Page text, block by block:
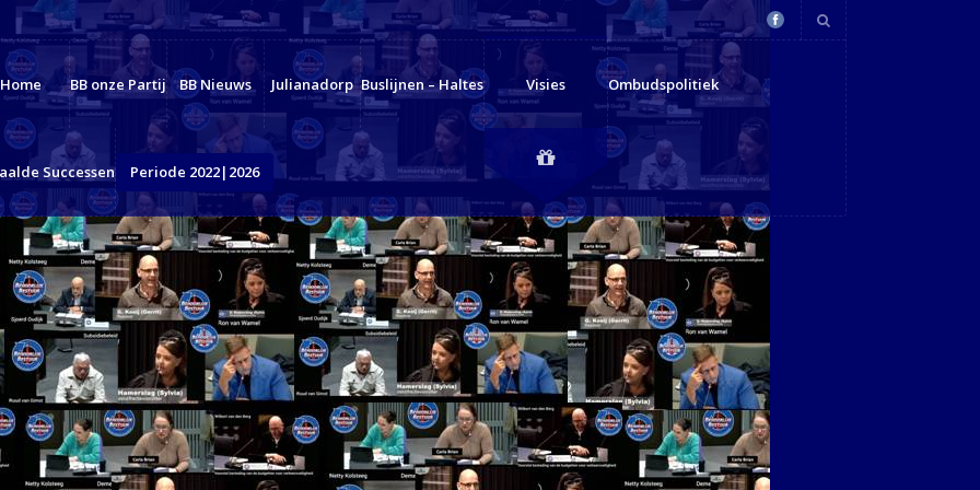
Home BB onze Partij BB Nieuws Julianadorp Buslijnen – Haltes Visies Ombudspolitiek
Successen Periode 2022|2026